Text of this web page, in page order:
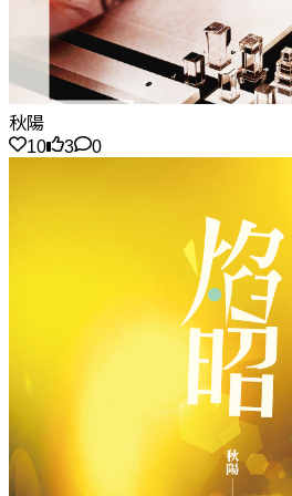
秋陽
10
3 0